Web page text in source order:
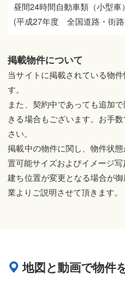
昼間24時間自動車類（小型車
(平成27年度 全国道路・街
掲載物件について
当サイトに掲載されている物
す。
また、契約中であっても追加
きる場合もございます。お手
さい。
掲載中の物件に関し、物件状
置可能サイズおよびイメージ写
建ち位置が変更となる場合が
業よりご説明させて頂きます。
地図と動画で物件